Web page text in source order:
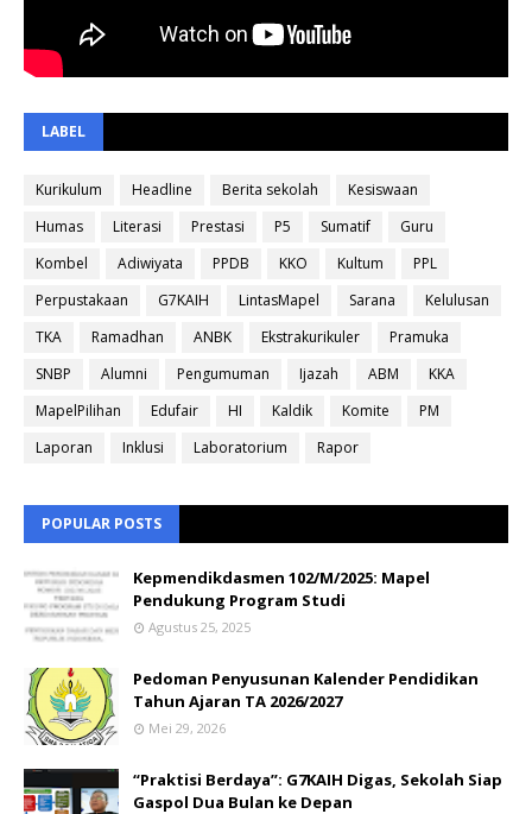
LABEL
Kurikulum Headline Berita sekolah
Kesiswaan
Humas
Literasi Prestasi P5 Sumatif
Guru
Kombel
Adiwiyata PPDB KKO Kultum
PPL
Perpustakaan
G7KAIH LintasMapel Sarana
Kelulusan
TKA
Ramadhan ANBK Ekstrakurikuler
Pramuka
SNBP
Alumni Pengumuman Ijazah ABM
KKA
MapelPilihan
Edufair HI Kaldik Komite
PM
Laporan
Inklusi Laboratorium Rapor
POPULAR POSTS
Kepmendikdasmen 102/M/2025: Mapel
Pendukung Program Studi
Agustus 25, 2025
Pedoman Penyusunan Kalender Pendidikan
Tahun Ajaran TA 2026/2027
Mei 29, 2026
“Praktisi Berdaya”: G7KAIH Digas, Sekolah Siap
Gaspol Dua Bulan ke Depan